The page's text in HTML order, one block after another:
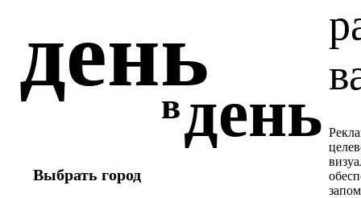
день
вдень
Выбрать город